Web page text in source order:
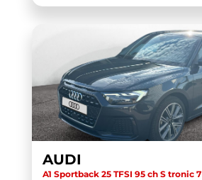
AUDI
A1 Sportback 25 TFSI 95 ch S tronic 7